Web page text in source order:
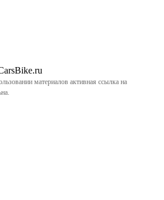
материалов активная ссылка на